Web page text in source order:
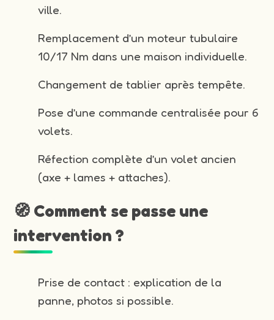
ville.
Remplacement d’un moteur tubulaire
10/17 Nm dans une maison individuelle.
Changement de tablier après tempête.
Pose d’une commande centralisée pour 6
volets.
Réfection complète d’un volet ancien
(axe + lames + attaches).
🧭 Comment se passe une
intervention ?
Prise de contact : explication de la
panne, photos si possible.